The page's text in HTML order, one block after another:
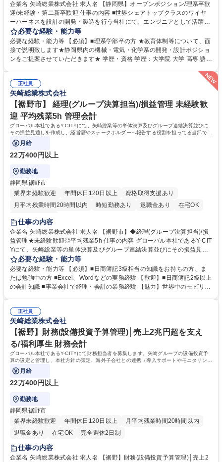
企業名 矢崎総業株式会社 求人名 【静岡県】オープンポジション/理系卒歓
迎/未経験・第二新卒歓迎 仕事の内容 ■世界シェアトップクラスのワイヤ
ーハーネスを設計の開発・製造を行う当社にて、エンジニアとして活躍し
たい方に適性やご経験などで判断して、業務をお任せします。事業拡大に
伴い、理系出身の方のご応募 をお待ちしております。 【ご応募後の流
れ】ご提出いただいた書類をもとに、矢崎総業グループ(矢崎総業株式会
社、矢崎部品株式会社、矢崎エナジーシステム株式会社)の全てのポジシ
ていただきます。※書類選考合格の場合は選考合格の連絡に合わせて選考
ポジションのご連絡をさせていただきます。 募集職種 【静岡県】オープ
ンポジション/理系卒歓迎/未経験・第二新卒歓迎
必要な経験・能力等
必要な経験・能力等 【必須】■理系学部卒の方 ★教育体制等について、面
接で説明致します★静岡県内の機械・電気・化学系の開発・設計ポジショ
ンをご提案させていただきます★ 学歴・資格 学歴：大学院 大学 高専 語学
正社員
矢崎総業株式会社
【裾野市】 経理(グループ決算担当)/損益管理 未経験歓
迎 平均残業5h 管理会計
グローバル本社であるY-CITYにて、矢崎総業等の単体決算及びグループ連結決算並びに
その損益見通しを作成し、経営層やステークホルダーへ報告する役割を担ってる当部で、
経理業務を中心にお任せします。
月給
22万400円以上
勤務地
静岡県裾野市
業界未経験歓迎
年間休日120日以上
資格取得支援あり
月平均残業時間20時間以内
時短勤務あり 退職金あり
在宅OK
完全週休2日制
仕事の内容
企業名 矢崎総業株式会社 求人名 【裾野市】◆経理(グループ決算担当)/損
益管理★未経験歓迎◎平均残業5h 仕事の内容 グローバル本社であるY-CIT
Yにて、矢崎総業等の単体決算及びグループ連結決算並びにその損益見通
しを作成し、経営層やステークホルダーへ報告する役割を担ってる当部
で、経理業務を中心にお任せします。 ■親会社等の単体及び連結決算（四
半期ごと）■会計監査対応 ■連結損益予測作成 ■上記業務の改善 ※使用シ
ステム：STRAVIS, STRAVIS-LINK ★単体から連結まで一気通貫で決算を
(グループ決算担当)/損益管理★未経験歓迎◎平均残業5h
必要な経験・能力等
必要な経験・能力等 【必須】■日商簿記3級相当の知識をお持ちの方、ま
たは勉強中の方 ■Excel、Wordなどの実務経験 【歓迎】■日商簿記2級以上
の会計知識 ■事業会社で経理・会計の業務経験 【魅力】世界中のモビリテ
り、短期的利益ではなく長期的な顧客との信頼を、株主還元ではなく従業
員・地域への還元を大切にしていることから、売上2兆円超でも非上場を
貫く超巨大企業。朝・昼・夕利用できる社員食堂/企業内保育園/トレーニ
ングジムなど各種福利厚生施設充実 学歴・資格 学歴：大学院 大学 高専 短
大 専修学校 高校 語学力： 資格：日商簿記検定3級 日商簿記検定2級
正社員
矢崎総業株式会社
【裾野】財務(設備投資予算管理)│売上2兆円超を支え
る/福利厚生 財務会計
グローバル本社であるY-CITYにて財務担当者を募集します。矢崎グループの設備投資予
算の設定と管理し、本社方針の策定、海外子会社との連携（導入サポートやモニタリン
グ）、関連機能部門への報告等を行います。
月給
22万400円以上
勤務地
静岡県裾野市
業界未経験歓迎
年間休日120日以上
月平均残業時間20時間以内
退職金あり
在宅OK 完全週休2日制
仕事の内容
企業名 矢崎総業株式会社 求人名 【裾野】財務(設備投資予算管理)│売上2